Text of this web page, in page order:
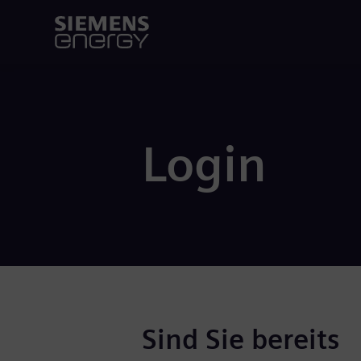
Login
Sind Sie bereits